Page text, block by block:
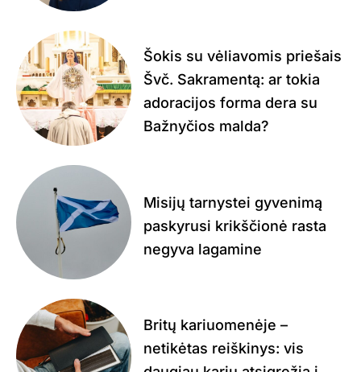
Šokis su vėliavomis priešais
Švč. Sakramentą: ar tokia
adoracijos forma dera su
Bažnyčios malda?
Misijų tarnystei gyvenimą
paskyrusi krikščionė rasta
negyva lagamine
Britų kariuomenėje –
netikėtas reiškinys: vis